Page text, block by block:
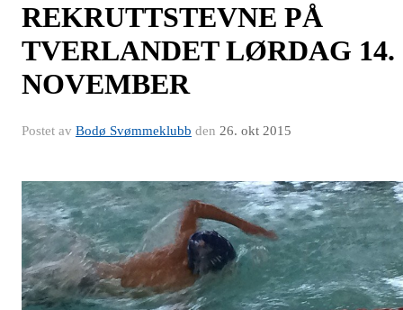
REKRUTTSTEVNE PÅ
TVERLANDET LØRDAG 14.
NOVEMBER
Postet av Bodø Svømmeklubb den 26. okt 2015